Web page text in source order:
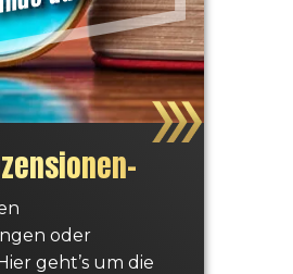
–
oder
geht’s um die